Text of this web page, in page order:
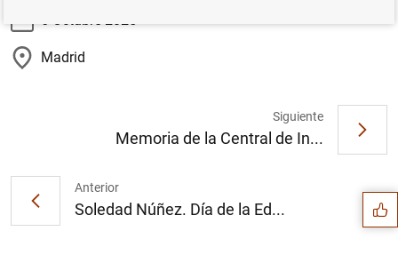
6 Octubre 2025
Madrid
Anterior
Soledad Núñez. Día de la Ed...
Siguiente
Memoria de la Central de In... Sugerencias